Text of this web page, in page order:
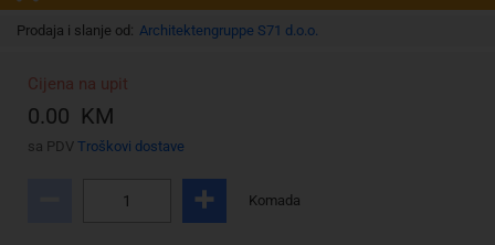
Prodaja i slanje od: Architektengruppe S71 d.o.o.
Cijena na upit
0.00 KM
sa PDV Troškovi dostave
Komada